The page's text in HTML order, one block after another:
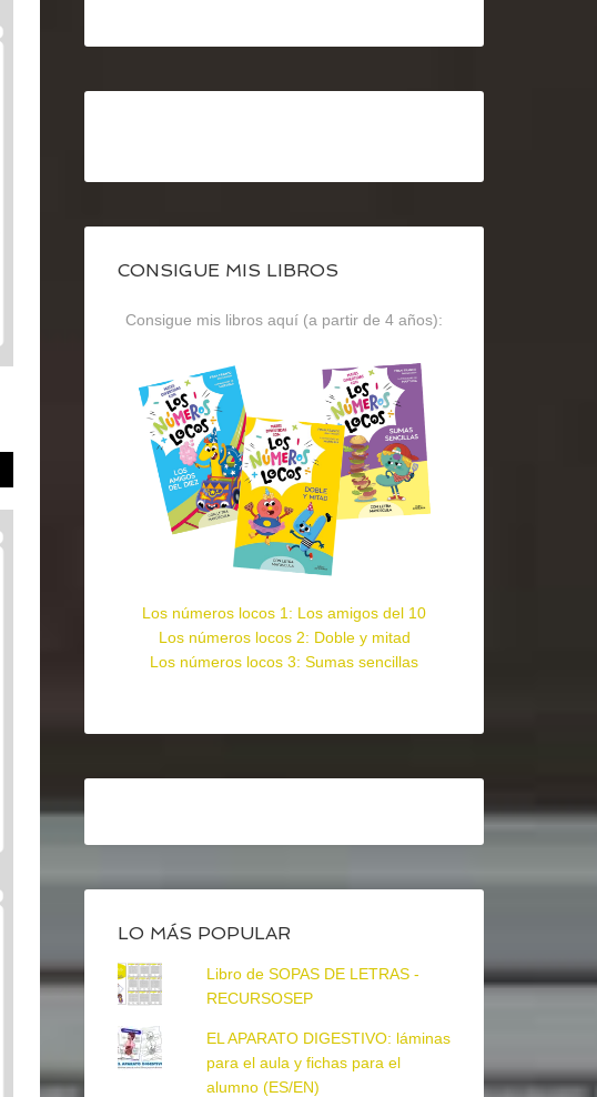
CONSIGUE MIS LIBROS
Consigue mis libros aquí (a partir de 4 años):
Los números locos 1: Los amigos del 10
Los números locos 2: Doble y mitad
Los números locos 3: Sumas sencillas
LO MÁS POPULAR
Libro de SOPAS DE LETRAS -
RECURSOSEP
EL APARATO DIGESTIVO: láminas
para el aula y fichas para el
alumno (ES/EN)